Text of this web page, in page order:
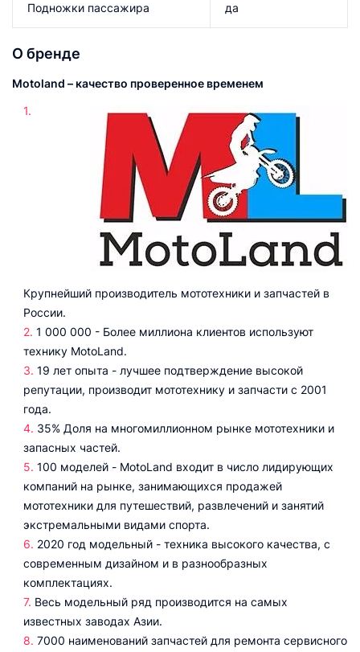
Подножки пассажира да
О бренде
Motoland – качество проверенное временем
Крупнейший производитель мототехники и запчастей в
России.
1 000 000 - Более миллиона клиентов используют
технику MotoLand.
19 лет опыта - лучшее подтверждение высокой
репутации, производит мототехнику и запчасти с 2001
года.
35% Доля на многомиллионном рынке мототехники и
запасных частей.
100 моделей - MotoLand входит в число лидирующих
компаний на рынке, занимающихся продажей
мототехники для путешествий, развлечений и занятий
экстремальными видами спорта.
2020 год модельный - техника высокого качества, с
современным дизайном и в разнообразных
комплектациях.
Весь модельный ряд производится на самых
известных заводах Азии.
7000 наименований запчастей для ремонта сервисного